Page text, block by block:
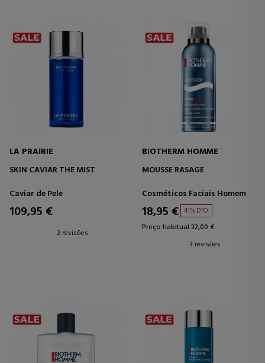
LA PRAIRIE
SKIN CAVIAR THE MIST
Caviar de Pele
109,95 €
2 revisões
BIOTHERM HOMME
MOUSSE RASAGE
Cosméticos Faciais Homem
18,95 € 41% DTO.
Preço habitual 32,00 €
3 revisões